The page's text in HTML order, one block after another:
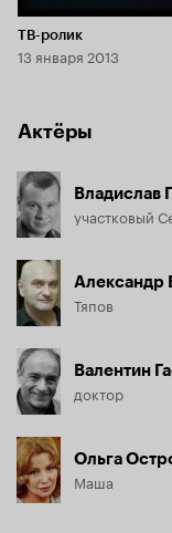
Длительность
ТВ-ролик
13 января 2013
Актёры
Владислав
участковый
Александр
Тяпов
Валентин
доктор
Ольга
Маша